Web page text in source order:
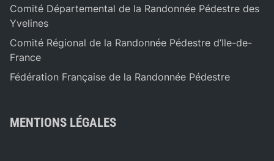
Comité Départemental de la Randonnée Pédestre des
Yvelines
Comité Régional de la Randonnée Pédestre d’Ile-de-
France
Fédération Française de la Randonnée Pédestre
MENTIONS LÉGALES